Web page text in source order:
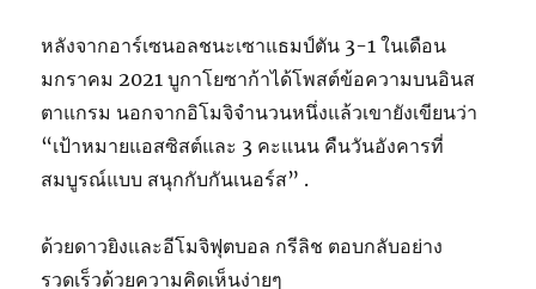
หลังจากอาร์เซนอลชนะเซาแธมป์ตัน 3-1 ในเดือน
มกราคม 2021 บูกาโยซาก้าได้โพสต์ข้อความบนอินส
ตาแกรม นอกจากอิโมจิจํานวนหนึ่งแล้วเขายังเขียนว่า
“เป้าหมายแอสซิสต์และ 3 คะแนน คืนวันอังคารที่
สมบูรณ์แบบ สนุกกับกันเนอร์ส” .
ด้วยดาวยิงและอีโมจิฟุตบอล กรีลิช ตอบกลับอย่าง
รวดเร็วด้วยความคิดเห็นง่ายๆ